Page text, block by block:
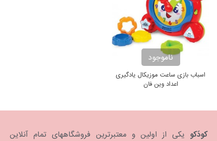
ناموجود
اسباب بازی ساعت موزیکال یادگیری
اعداد وین فان
کودَکو یکی از اولین و معتبرترین فروشگاههای تمام آنلاین